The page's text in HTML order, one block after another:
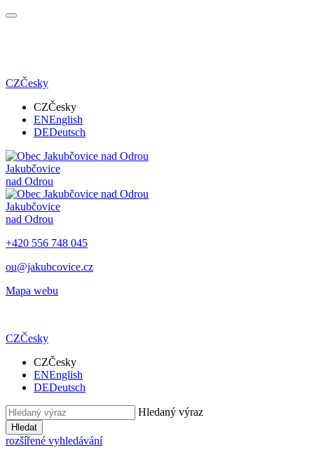
CZČesky
CZČesky
ENEnglish
DEDeutsch
Jakubčovice
nad Odrou
Jakubčovice
nad Odrou
+420 556 748 045
ou@jakubcovice.cz
Mapa webu
CZČesky
CZČesky
ENEnglish
DEDeutsch
Hledaný výraz
Hledat
rozšířené vyhledávání